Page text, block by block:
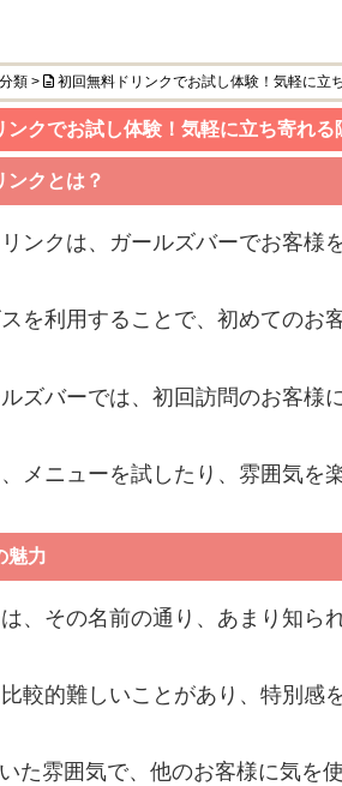
類 > 初回無料ドリンクでお試し体験！気軽に立
ンクでお試し体験！気軽に立ち寄れる
ンクとは？
ンクは、ガールズバーでお客様
を利用することで、初めてのお
ズバーでは、初回訪問のお客様
メニューを試したり、雰囲気を
魅力
、その名前の通り、あまり知ら
較的難しいことがあり、特別感
た雰囲気で、他のお客様に気を